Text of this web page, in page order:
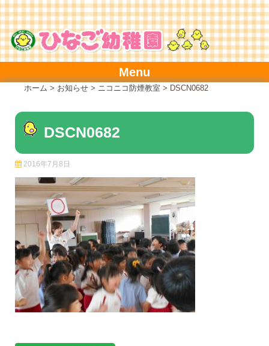
Skip
to
content
Menu
ホーム > お知らせ > ニコニコ防煙教室 > DSCN0682
DSCN0682
2016年7月8日